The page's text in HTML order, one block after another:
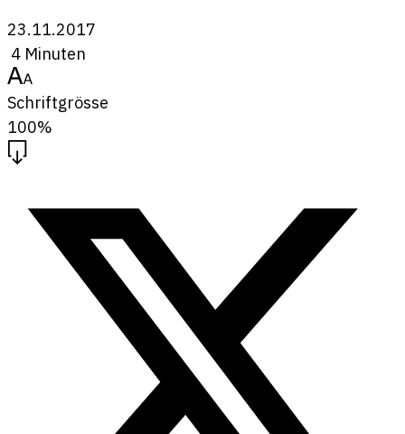
23.11.2017
4 Minuten
Schriftgrösse
100%